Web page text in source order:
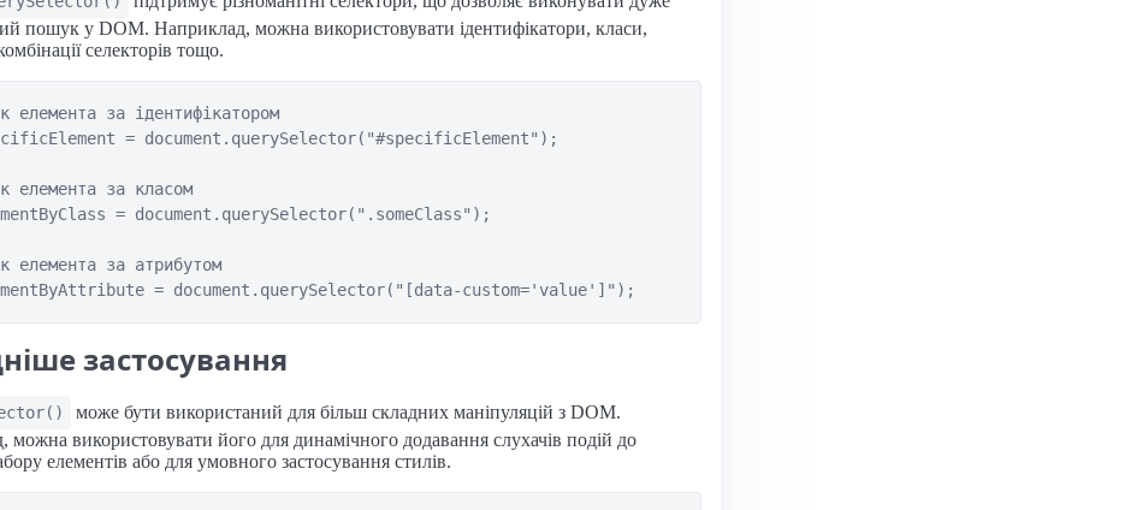
пошук у DOM. Наприклад, можна використовувати ідентифікатори, класи,
селекторів тощо.
елемента за ідентифікатором
= document.querySelector("#specificElement");
елемента за класом
= document.querySelector(".someClass");
елемента за атрибутом
застосування
може бути використаний для більш складних маніпуляцій з DOM.
можна використовувати його для динамічного додавання слухачів подій до
елементів або для умовного застосування стилів.